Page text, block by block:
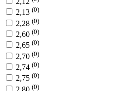
2,13 (0)
2,28 (0)
2,60 (0)
2,65 (0)
2,70 (0)
2,74 (0)
2,75 (0)
2,80 (0)